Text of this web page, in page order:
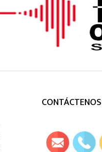
CONTÁCTENOS